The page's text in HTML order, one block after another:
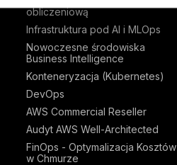
obliczeniową
Infrastruktura pod AI i MLOps
Nowoczesne środowiska
Business Intelligence
Konteneryzacja (Kubernetes)
DevOps
AWS Commercial Reseller
Audyt AWS Well-Architected
FinOps - Optymalizacja Kosztów
w Chmurze